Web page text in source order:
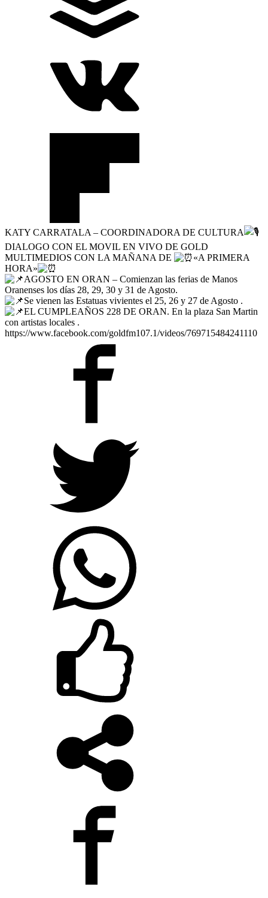
KATY CARRATALA – COORDINADORA DE CULTURA
DIALOGO CON EL MOVIL EN VIVO DE GOLD
MULTIMEDIOS CON LA MAÑANA DE
«A PRIMERA
HORA»
AGOSTO EN ORAN – Comienzan las ferias de Manos
Oranenses los días 28, 29, 30 y 31 de Agosto.
Se vienen las Estatuas vivientes el 25, 26 y 27 de Agosto .
EL CUMPLEAÑOS 228 DE ORAN. En la plaza San Martin
con artistas locales .
https://www.facebook.com/goldfm107.1/videos/769715484241110